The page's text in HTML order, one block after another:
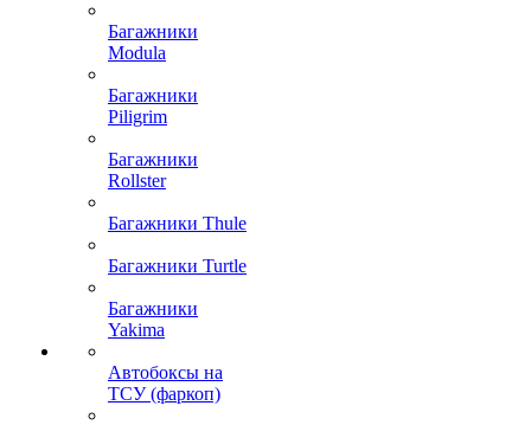
Багажники
Modula
Багажники
Piligrim
Багажники
Rollster
Багажники Thule
Багажники Turtle
Багажники
Yakima
Автобоксы на
ТСУ (фаркоп)